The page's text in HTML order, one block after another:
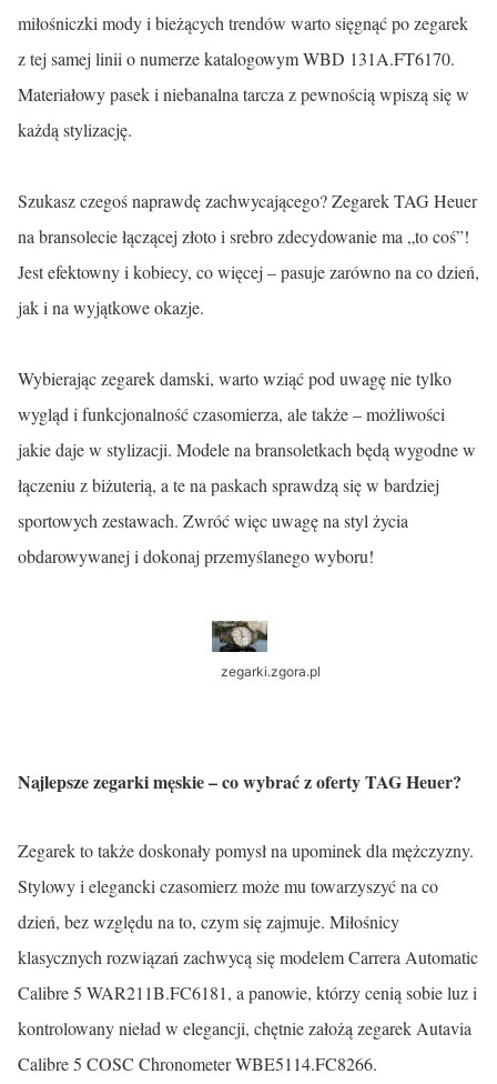
miłośniczki mody i bieżących trendów warto sięgnąć po zegarek
z tej samej linii o numerze katalogowym WBD 131A.FT6170.
Materiałowy pasek i niebanalna tarcza z pewnością wpiszą się w
każdą stylizację.
Szukasz czegoś naprawdę zachwycającego? Zegarek TAG Heuer
na bransolecie łączącej złoto i srebro zdecydowanie ma „to coś”!
Jest efektowny i kobiecy, co więcej – pasuje zarówno na co dzień,
jak i na wyjątkowe okazje.
Wybierając zegarek damski, warto wziąć pod uwagę nie tylko
wygląd i funkcjonalność czasomierza, ale także – możliwości
jakie daje w stylizacji. Modele na bransoletkach będą wygodne w
łączeniu z biżuterią, a te na paskach sprawdzą się w bardziej
sportowych zestawach. Zwróć więc uwagę na styl życia
obdarowywanej i dokonaj przemyślanego wyboru!
zegarki.zgora.pl
Najlepsze zegarki męskie – co wybrać z oferty TAG Heuer?
Zegarek to także doskonały pomysł na upominek dla mężczyzny.
Stylowy i elegancki czasomierz może mu towarzyszyć na co
dzień, bez względu na to, czym się zajmuje. Miłośnicy
klasycznych rozwiązań zachwycą się modelem Carrera Automatic
Calibre 5 WAR211B.FC6181, a panowie, którzy cenią sobie luz i
kontrolowany nieład w elegancji, chętnie założą zegarek Autavia
Calibre 5 COSC Chronometer WBE5114.FC8266.